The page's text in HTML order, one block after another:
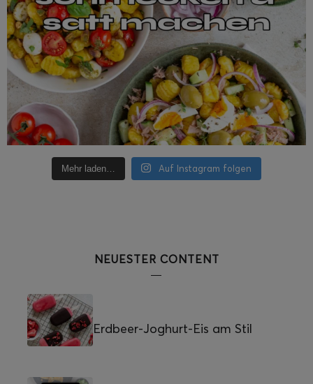
Mehr laden… Auf Instagram folgen
NEUESTER CONTENT
Erdbeer-Joghurt-Eis am Stil